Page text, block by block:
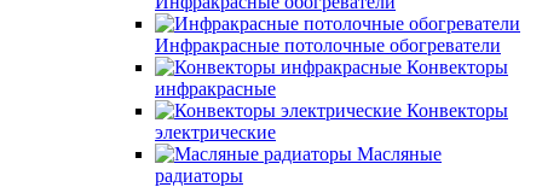
Инфракрасные потолочные обогреватели
Конвекторы
инфракрасные
Конвекторы
электрические
Масляные
радиаторы